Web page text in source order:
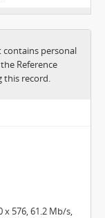
neuzdraví
v hospodě U Lojzy
contains personal
Reference
this record.
x 576, 61.2 Mb/s,